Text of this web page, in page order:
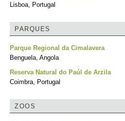
Lisboa, Portugal
PARQUES
Parque Regional da Cimalavera
Benguela, Angola
Reserva Natural do Paúl de Arzila
Coimbra, Portugal
ZOOS